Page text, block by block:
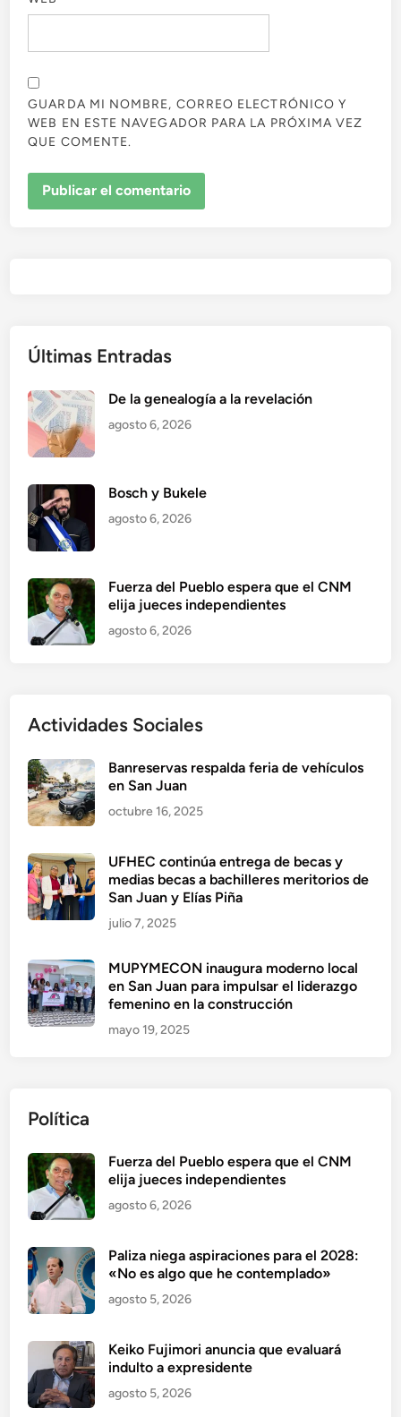
GUARDA MI NOMBRE, CORREO ELECTRÓNICO Y
WEB EN ESTE NAVEGADOR PARA LA PRÓXIMA VEZ
QUE COMENTE.
Últimas Entradas
De la genealogía a la revelación
agosto 6, 2026
Bosch y Bukele
agosto 6, 2026
Fuerza del Pueblo espera que el CNM
elija jueces independientes
agosto 6, 2026
Actividades Sociales
Banreservas respalda feria de vehículos
en San Juan
octubre 16, 2025
UFHEC continúa entrega de becas y
medias becas a bachilleres meritorios de
San Juan y Elías Piña
julio 7, 2025
MUPYMECON inaugura moderno local
en San Juan para impulsar el liderazgo
femenino en la construcción
mayo 19, 2025
Política
Fuerza del Pueblo espera que el CNM
elija jueces independientes
agosto 6, 2026
Paliza niega aspiraciones para el 2028:
«No es algo que he contemplado»
agosto 5, 2026
Keiko Fujimori anuncia que evaluará
indulto a expresidente
agosto 5, 2026